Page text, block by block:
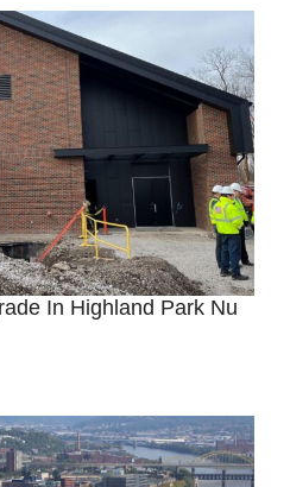
In Highland Park Nu